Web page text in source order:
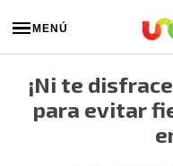
MENÚ
¡Ni te
para evitar